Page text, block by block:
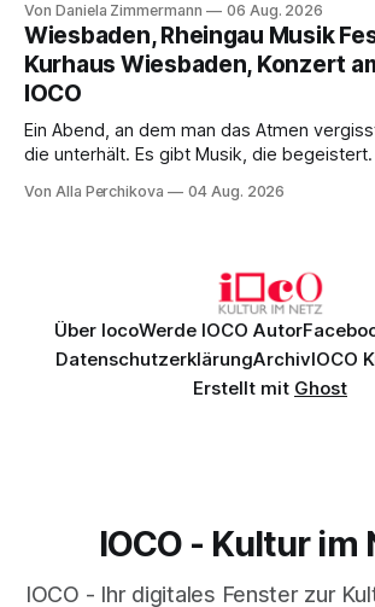
psychologische Tiefe mit starken Bildern,
einem spielfreudigen Ensemble und einer
überzeugenden Gesamtleistung.
Von Daniela Zimmermann 06 Aug. 2026
Wiesbaden, Rheingau Musik
Kurhaus Wiesbaden, Konzert
IOCO
Ein Abend, an dem man das Atmen vergisst. Es gibt
die unterhält. Es gibt Musik, die
Genau so war der Abend im Kurhaus
Von Alla Perchikova 04 Aug. 2026
Über IocoWerde IOCO Autor
DatenschutzerklärungArchivIOCO
Erstellt mit Ghost
IOCO - Kultur im
IOCO - Ihr digitales Fenster zur